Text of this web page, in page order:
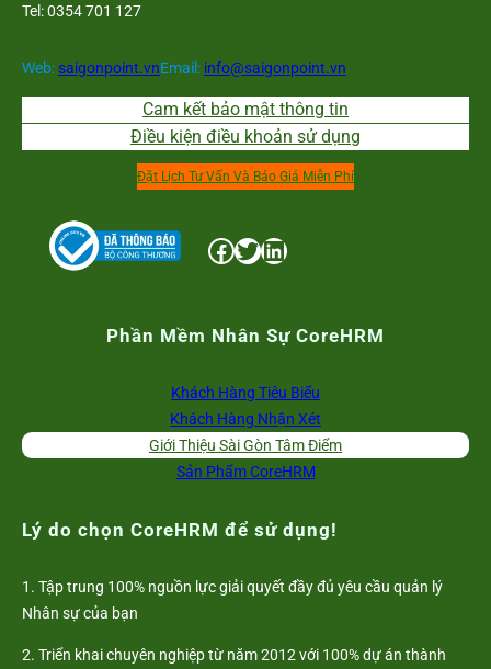
Tel: 0354 701 127
Web:saigonpoint.vnEmail: info@saigonpoint.vn
Cam kết bảo mật thông tin
Điều kiện điều khoản sử dụng
Đặt Lịch Tư Vấn Và Báo Giá Miễn Phí
Facebook Twitter LinkedIn
Phần Mềm Nhân Sự CoreHRM
Khách Hàng Tiêu Biểu
Khách Hàng Nhận Xét
Giới Thiệu Sài Gòn Tâm Điểm
Sản Phẩm CoreHRM
Lý do chọn CoreHRM để sử dụng!
1. Tập trung 100% nguồn lực giải quyết đầy đủ yêu cầu quản lý
Nhân sự của bạn
2. Triển khai chuyên nghiệp từ năm 2012 với 100% dự án thành